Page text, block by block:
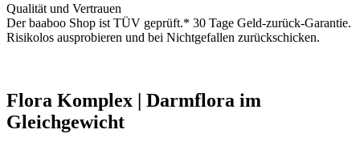
Qualität und Vertrauen
Der baaboo Shop ist TÜV geprüft.* 30 Tage Geld-zurück-Garantie.
Risikolos ausprobieren und bei Nichtgefallen zurückschicken.
Flora Komplex | Darmflora im
Gleichgewicht